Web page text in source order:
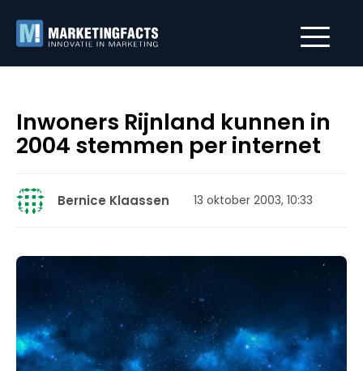
Inwoners Rijnland kunnen in
2004 stemmen per internet
Bernice Klaassen 13 oktober 2003, 10:33